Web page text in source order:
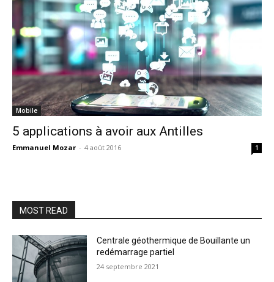
Mobile
5 applications à avoir aux Antilles
Emmanuel Mozar - 4 août 2016 1
MOST READ
Centrale géothermique de Bouillante un
redémarrage partiel
24 septembre 2021